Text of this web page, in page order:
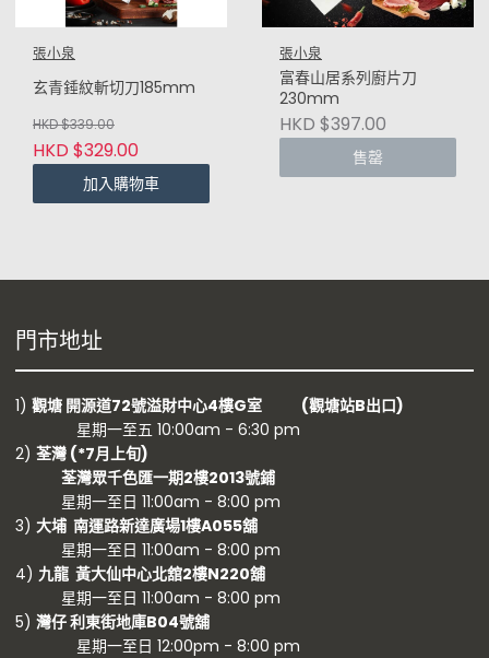
張小泉
玄青錘紋斬切刀185mm
HKD $339.00
HKD $329.00
加入購物車
張小泉
富春山居系列廚片刀
230mm
HKD $397.00
售罄
門市地址
1) 觀塘 開源道72號溢財中心4樓G室 (觀塘站B出口)
星期一至五 10:00am - 6:30 pm
2) 荃灣 (*7月上旬)
荃灣眾千色匯一期2樓2013號鋪
星期一至日 11:00am - 8:00 pm
3) 大埔 南運路新達廣場1樓A055舖
星期一至日 11:00am - 8:00 pm
4) 九龍 黃大仙中心北舘2樓N220舖
星期一至日 11:00am - 8:00 pm
5) 灣仔 利東街地庫B04號舖
星期一至日 12:00pm - 8:00 pm